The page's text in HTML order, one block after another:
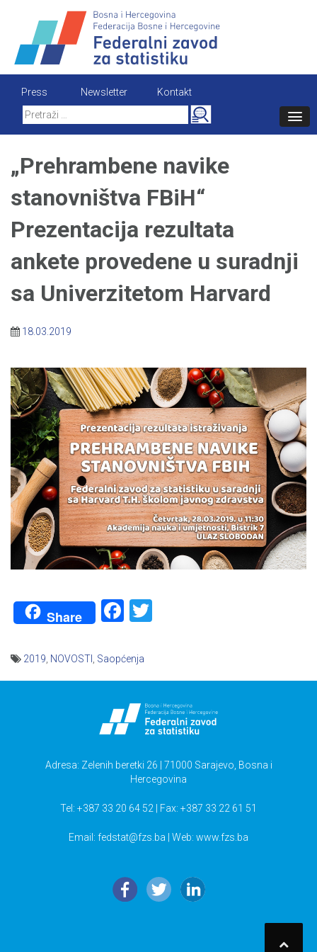
content
Press Newsletter
Kontakt
Search
for:
„Prehrambene navike
stanovništva FBiH“
Prezentacija rezultata
ankete provedene u suradnji
sa Univerzitetom Harvard
18.03.2019
Share Facebook
2019 NOVOSTI Saopćenja
Adresa: Zelenih beretki 26 | 71000 Sarajevo, Bosna i
Hercegovina
Tel: +387 33 20 64 52 | Fax: +387 33 22 61 51
Email: fedstat@fzs.ba | Web: www.fzs.ba